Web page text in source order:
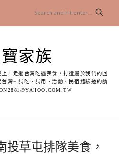
家族
，走遍台灣吃遍美食，打造屬於我們的回
灣~ 試吃、試用、活動、民宿體驗邀約請
投草屯排隊美食，